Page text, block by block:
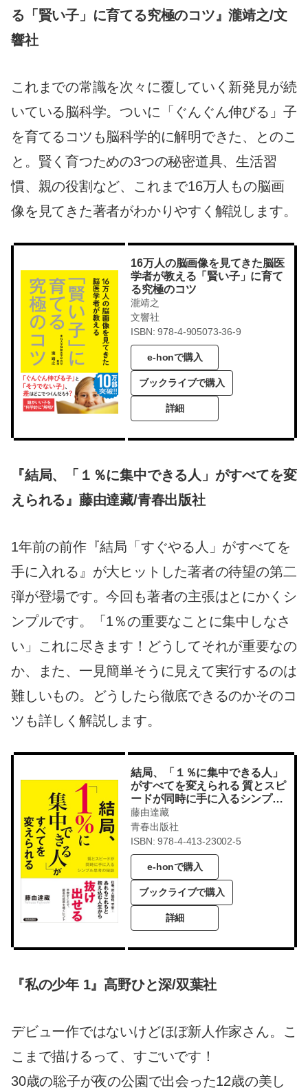
る「賢い子」に育てる究極のコツ』瀧靖之/文
響社
これまでの常識を次々に覆していく新発見が続
いている脳科学。ついに「ぐんぐん伸びる」子
を育てるコツも脳科学的に解明できた、とのこ
と。賢く育つための3つの秘密道具、生活習
慣、親の役割など、これまで16万人もの脳画
像を見てきた著者がわかりやすく解説します。
16万人の脳画像を見てきた脳医
学者が教える「賢い子」に育て
る究極のコツ
瀧靖之
文響社
ISBN: 978-4-905073-36-9
e-honで購入
ブックライブで購入
詳細
『結局、「１％に集中できる人」がすべてを変
えられる』藤由達藏/青春出版社
1年前の前作『結局「すぐやる人」がすべてを
手に入れる』が大ヒットした著者の待望の第二
弾が登場です。今回も著者の主張はとにかくシ
ンプルです。「1％の重要なことに集中しなさ
い」これに尽きます！どうしてそれが重要なの
か、また、一見簡単そうに見えて実行するのは
難しいもの。どうしたら徹底できるのかそのコ
ツも詳しく解説します。
結局、「１％に集中できる人」
がすべてを変えられる 質とスピ
ードが同時に手に入るシンプル
思考の秘訣
藤由達藏
青春出版社
ISBN: 978-4-413-23002-5
e-honで購入
ブックライブで購入
詳細
『私の少年 1』高野ひと深/双葉社
デビュー作ではないけどほぼ新人作家さん。こ
こまで描けるって、すごいです！
30歳の聡子が夜の公園で出会った12歳の美し